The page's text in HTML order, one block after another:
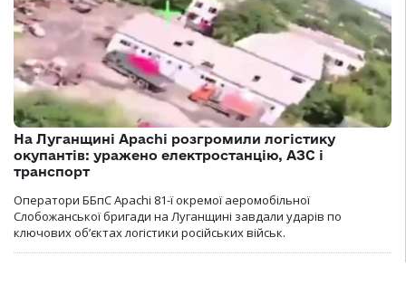
На Луганщині Apachi розгромили логістику
окупантів: уражено електростанцію, АЗС і
транспорт
Оператори ББпС Apachi 81-ї окремої аеромобільної
Слобожанської бригади на Луганщині завдали ударів по
ключових об’єктах логістики російських військ.